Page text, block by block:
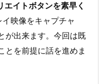
エイトボタンを素早く
映像をキャプチャ
が出来ます。今回は既
とを前提に話を進めま